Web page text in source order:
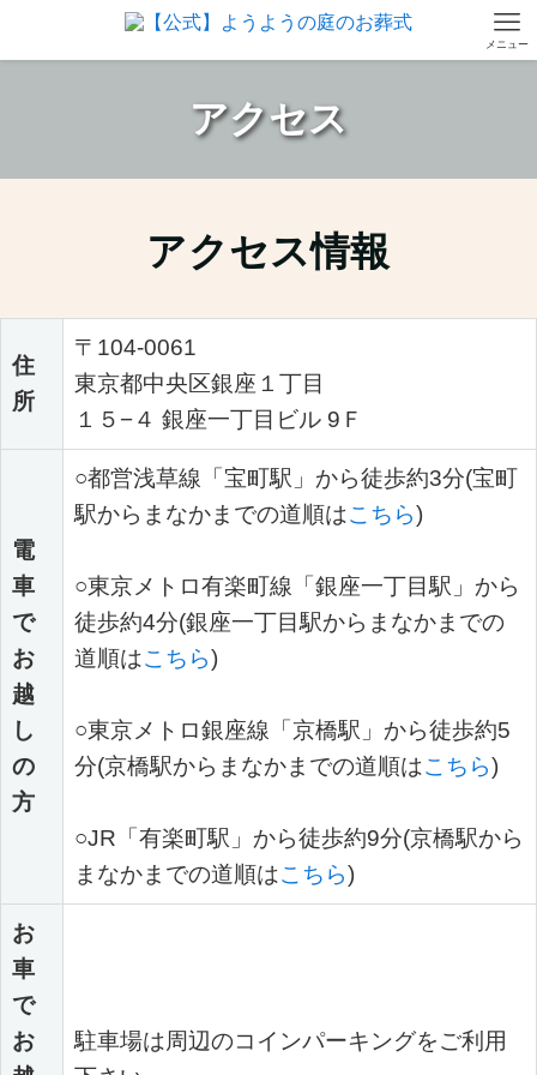
メニュー
アクセス
アクセス情報
住
所
〒104-0061
東京都中央区銀座１丁目
１５−４ 銀座一丁目ビル 9Ｆ
電
車
で
お
越
し
の
方
○都営浅草線「宝町駅」から徒歩約3分(宝町
駅からまなかまでの道順はこちら)
○東京メトロ有楽町線「銀座一丁目駅」から
徒歩約4分(銀座一丁目駅からまなかまでの
道順はこちら)
○東京メトロ銀座線「京橋駅」から徒歩約5
分(京橋駅からまなかまでの道順はこちら)
○JR「有楽町駅」から徒歩約9分(京橋駅から
まなかまでの道順はこちら)
お
車
で
お
駐車場は周辺のコインパーキングをご利用